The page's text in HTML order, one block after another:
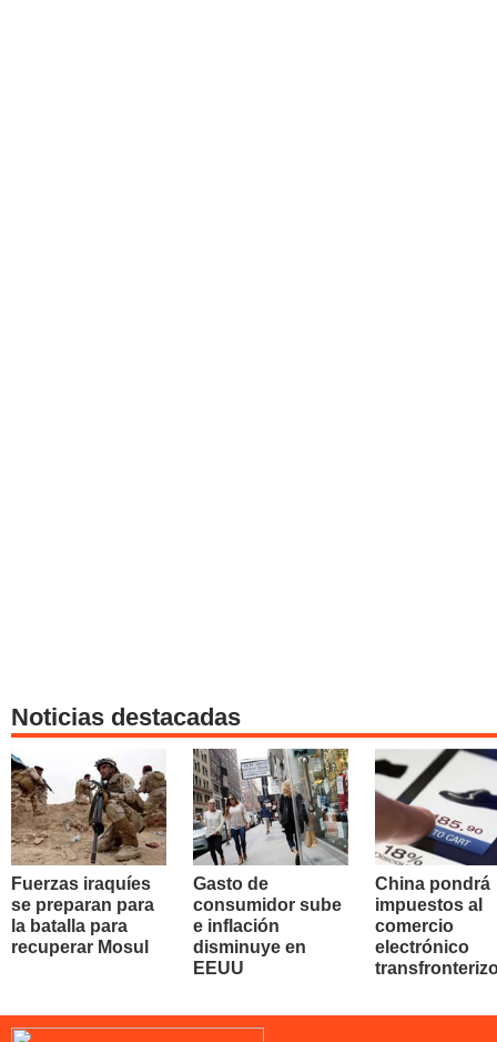
Noticias destacadas
Fuerzas iraquíes
se preparan para
la batalla para
recuperar Mosul
Gasto de
consumidor sube
e inflación
disminuye en
EEUU
China pondrá
impuestos al
comercio
electrónico